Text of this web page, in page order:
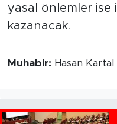
yasal önlemler ise
kazanacak.
Muhabir: Hasan Kartal